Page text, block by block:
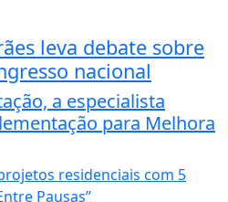
leva debate sobre
nacional
a especialista
para Melhora